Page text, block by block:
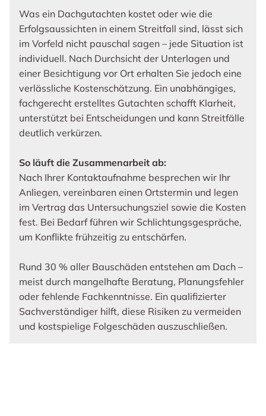
Was ein Dachgutachten kostet oder wie die
Erfolgsaussichten in einem Streitfall sind, lässt sich
im Vorfeld nicht pauschal sagen – jede Situation ist
individuell. Nach Durchsicht der Unterlagen und
einer Besichtigung vor Ort erhalten Sie jedoch eine
verlässliche Kostenschätzung. Ein unabhängiges,
fachgerecht erstelltes Gutachten schafft Klarheit,
unterstützt bei Entscheidungen und kann Streitfälle
deutlich verkürzen.
So läuft die Zusammenarbeit ab:
Nach Ihrer Kontaktaufnahme besprechen wir Ihr
Anliegen, vereinbaren einen Ortstermin und legen
im Vertrag das Untersuchungsziel sowie die Kosten
fest. Bei Bedarf führen wir Schlichtungsgespräche,
um Konflikte frühzeitig zu entschärfen.
Rund 30 % aller Bauschäden entstehen am Dach –
meist durch mangelhafte Beratung, Planungsfehler
oder fehlende Fachkenntnisse. Ein qualifizierter
Sachverständiger hilft, diese Risiken zu vermeiden
und kostspielige Folgeschäden auszuschließen.